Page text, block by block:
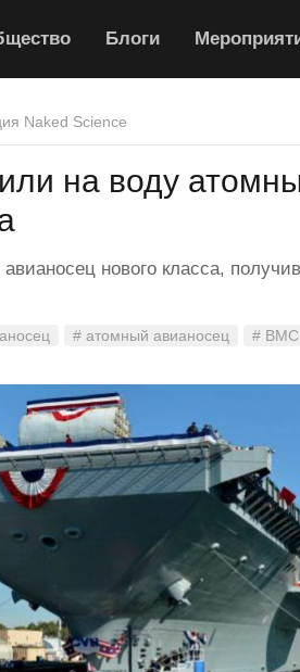
Блоги
Naked Science
на воду
нового класса,
# атомный авианосец #